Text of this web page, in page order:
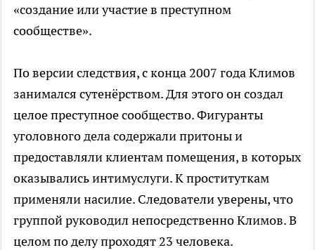
«создание или участие в преступном
сообществе».
По версии следствия, с конца 2007 года Климов
занимался сутенёрством. Для этого он создал
целое преступное сообщество. Фигуранты
уголовного дела содержали притоны и
предоставляли клиентам помещения, в которых
оказывались интимуслуги. К проституткам
применяли насилие. Следователи уверены, что
группой руководил непосредственно Климов. В
целом по делу проходят 23 человека.